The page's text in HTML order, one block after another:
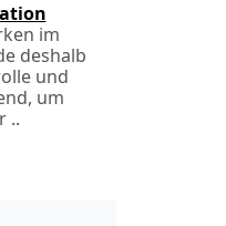
im
deshalb
und
um
..